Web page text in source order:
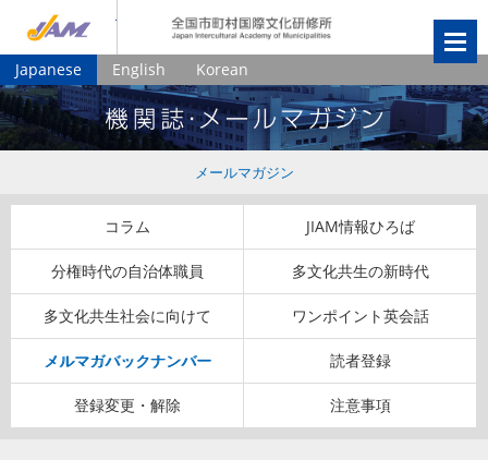
Japanese English Korean
メールマガジン
コラム JIAM情報ひろば
分権時代の自治体職員 多文化共生の新時代
多文化共生社会に向けて ワンポイント英会話
メルマガバックナンバー 読者登録
登録変更・解除 注意事項